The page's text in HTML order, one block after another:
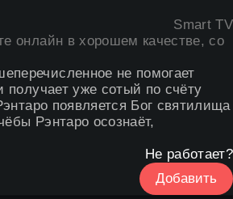
Smart TV
онлайн в хорошем качестве, со
не помогает
получает уже сотый по счёту
появляется Бог святилища
Рэнтаро осознаёт,
Не работает?
Добавить